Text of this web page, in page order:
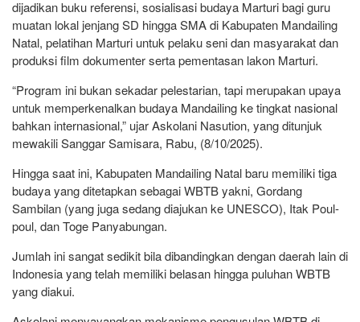
dijadikan buku referensi, sosialisasi budaya Marturi bagi guru
muatan lokal jenjang SD hingga SMA di Kabupaten Mandailing
Natal, pelatihan Marturi untuk pelaku seni dan masyarakat dan
produksi film dokumenter serta pementasan lakon Marturi.
“Program ini bukan sekadar pelestarian, tapi merupakan upaya
untuk memperkenalkan budaya Mandailing ke tingkat nasional
bahkan internasional,” ujar Askolani Nasution, yang ditunjuk
mewakili Sanggar Samisara, Rabu, (8/10/2025).
Hingga saat ini, Kabupaten Mandailing Natal baru memiliki tiga
budaya yang ditetapkan sebagai WBTB yakni, Gordang
Sambilan (yang juga sedang diajukan ke UNESCO), Itak Poul-
poul, dan Toge Panyabungan.
Jumlah ini sangat sedikit bila dibandingkan dengan daerah lain di
Indonesia yang telah memiliki belasan hingga puluhan WBTB
yang diakui.